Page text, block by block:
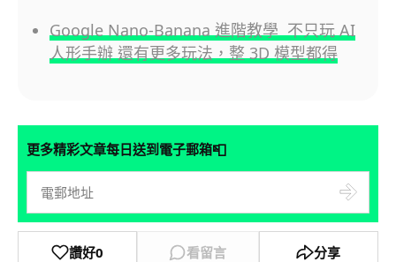
Google Nano-Banana 進階教學 不只玩 AI
人形手辦 還有更多玩法，整 3D 模型都得
更多精彩文章每日送到電子郵箱📮
讚好0 看留言 分享